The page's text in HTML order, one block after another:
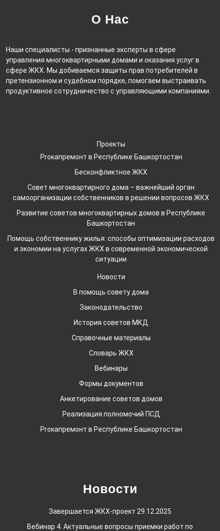
О Нас
Наши специалисты - признанные эксперты в сфере
управления многоквартирными домами и оказания услуг в
сфере ЖКХ. Мы добиваемся защиты прав потребителей в
претензионном и судебном порядке, помогаем выстраивать
продуктивное сотрудничество с управляющими компаниями.
Проекты
Proкапремонт в Республике Башкортостан
Бесконфликтное ЖКХ
Совет многоквартирного дома – важнейший орган
самоорганизации собственников в решении вопросов ЖКХ
Развитие советов многоквартирных домов в Республике
Башкортостан
Помощь собственнику жилья: способы оптимизации расходов
и экономии на услугах ЖКХ в современной экономической
ситуации
Новости
В помощь совету дома
Законодательство
История советов МКД
Справочные материалы
Словарь ЖКХ
Вебинары
Формы документов
Анкетирование советов домов
Реализация полномочий ПСД
Proкапремонт в Республике Башкортостан
Новости
Завершается ЖКХ-проект 29.12.2025
Вебинар 4. Актуальные вопросы приемки работ по